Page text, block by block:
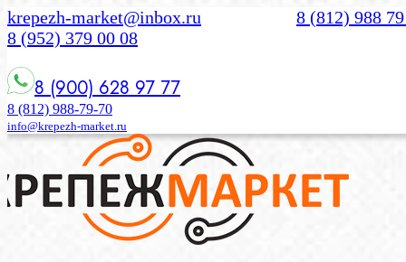
krepezh-market@inbox.ru
8 (812) 988
8 (952) 379 00 08
8 (900) 628 97 77
8 (812) 988-79-70
info@krepezh-market.ru